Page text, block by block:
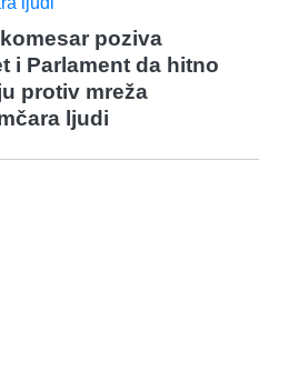
poziva
i Parlament da hitno
protiv mreža
ljudi